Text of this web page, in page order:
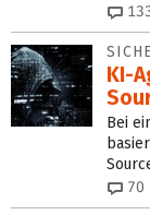
KI-
Bei
70